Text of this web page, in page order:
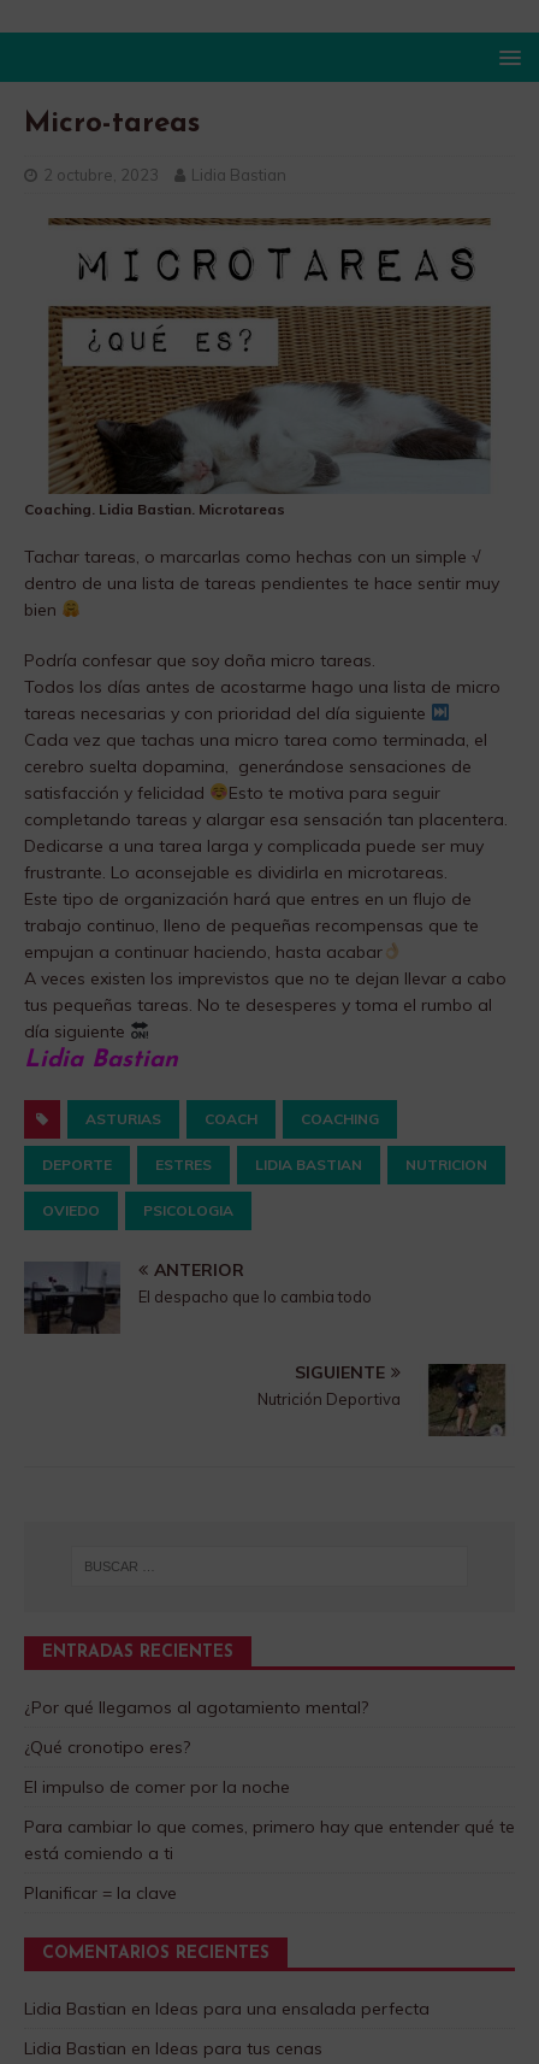
Micro-tareas
2 octubre, 2023 Lidia Bastian
Coaching. Lidia Bastian. Microtareas
Tachar tareas, o marcarlas como hechas con un simple √
dentro de una lista de tareas pendientes te hace sentir muy
bien
Podría confesar que soy doña micro tareas.
Todos los días antes de acostarme hago una lista de micro
tareas necesarias y con prioridad del día siguiente
Cada vez que tachas una micro tarea como terminada, el
cerebro suelta dopamina, generándose sensaciones de
satisfacción y felicidad
Esto te motiva para seguir
completando tareas y alargar esa sensación tan placentera.
Dedicarse a una tarea larga y complicada puede ser muy
frustrante. Lo aconsejable es dividirla en microtareas.
Este tipo de organización hará que entres en un flujo de
trabajo continuo, lleno de pequeñas recompensas que te
empujan a continuar haciendo, hasta acabar
A veces existen los imprevistos que no te dejan llevar a cabo
tus pequeñas tareas. No te desesperes y toma el rumbo al
día siguiente
Lidia Bastian
ASTURIAS COACH COACHING
DEPORTE ESTRES LIDIA BASTIAN NUTRICION
OVIEDO PSICOLOGIA
ANTERIOR
El despacho que lo cambia todo
SIGUIENTE
Nutrición Deportiva
ENTRADAS RECIENTES
¿Por qué llegamos al agotamiento mental?
¿Qué cronotipo eres?
El impulso de comer por la noche
Para cambiar lo que comes, primero hay que entender qué te
está comiendo a ti
Planificar = la clave
COMENTARIOS RECIENTES
Lidia Bastian en Ideas para una ensalada perfecta
Lidia Bastian en Ideas para tus cenas